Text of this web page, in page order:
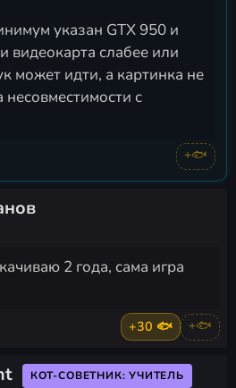
указан GTX 950 и
видеокарта слабее или
может идти, а картинка не
несовместимости с
+🐟
2 года, сама игра
+30 🐟 +🐟
КОТ-СОВЕТНИК: УЧИТЕЛЬ